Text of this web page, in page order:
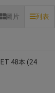
圖片 列表
48本 (24